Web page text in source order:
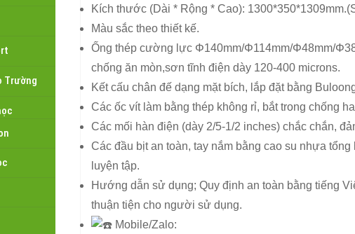
Trường
Kích thước (Dài * Rộng * Cao):
Màu sắc theo thiết kế.
Ống thép cường lực Φ140mm/Φ114mm/Φ48mm/
chống ăn mòn,sơn tĩnh điện dày 120-400 microns.
Kết cấu chân đế dạng mặt bích, lắp đặt bằng
Các ốc vít làm bằng thép không rỉ, bắt trong chống
Các mối hàn điện (dày 2/5-1/2 inches) chắc chắn,
Các đầu bịt an toàn, tay nắm bằng cao su nhựa
luyện tập.
Hướng dẫn sử dụng; Quy định an toàn bằng tiếng
thuận tiện cho người sử dụng.
Mobile/Zalo: